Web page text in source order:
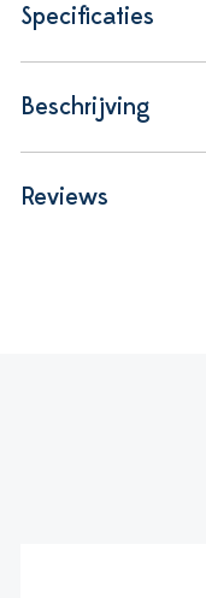
Specificaties
Beschrijving
Reviews